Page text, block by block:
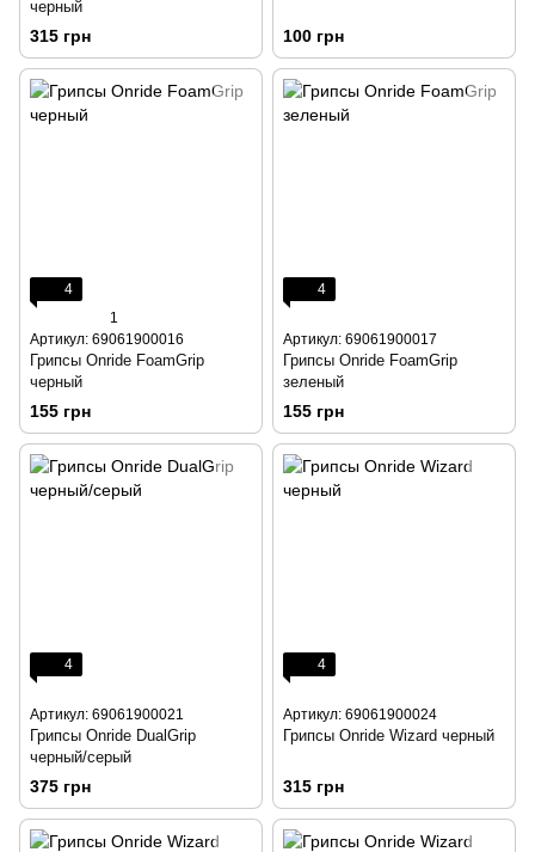
черный
315 грн 100 грн
4
1
Артикул: 69061900016
Грипсы Onride FoamGrip
черный
155 грн
4
Артикул: 69061900017
Грипсы Onride FoamGrip
зеленый
155 грн
4
Артикул: 69061900021
Грипсы Onride DualGrip
черный/серый
375 грн
4
Артикул: 69061900024
Грипсы Onride Wizard черный
315 грн